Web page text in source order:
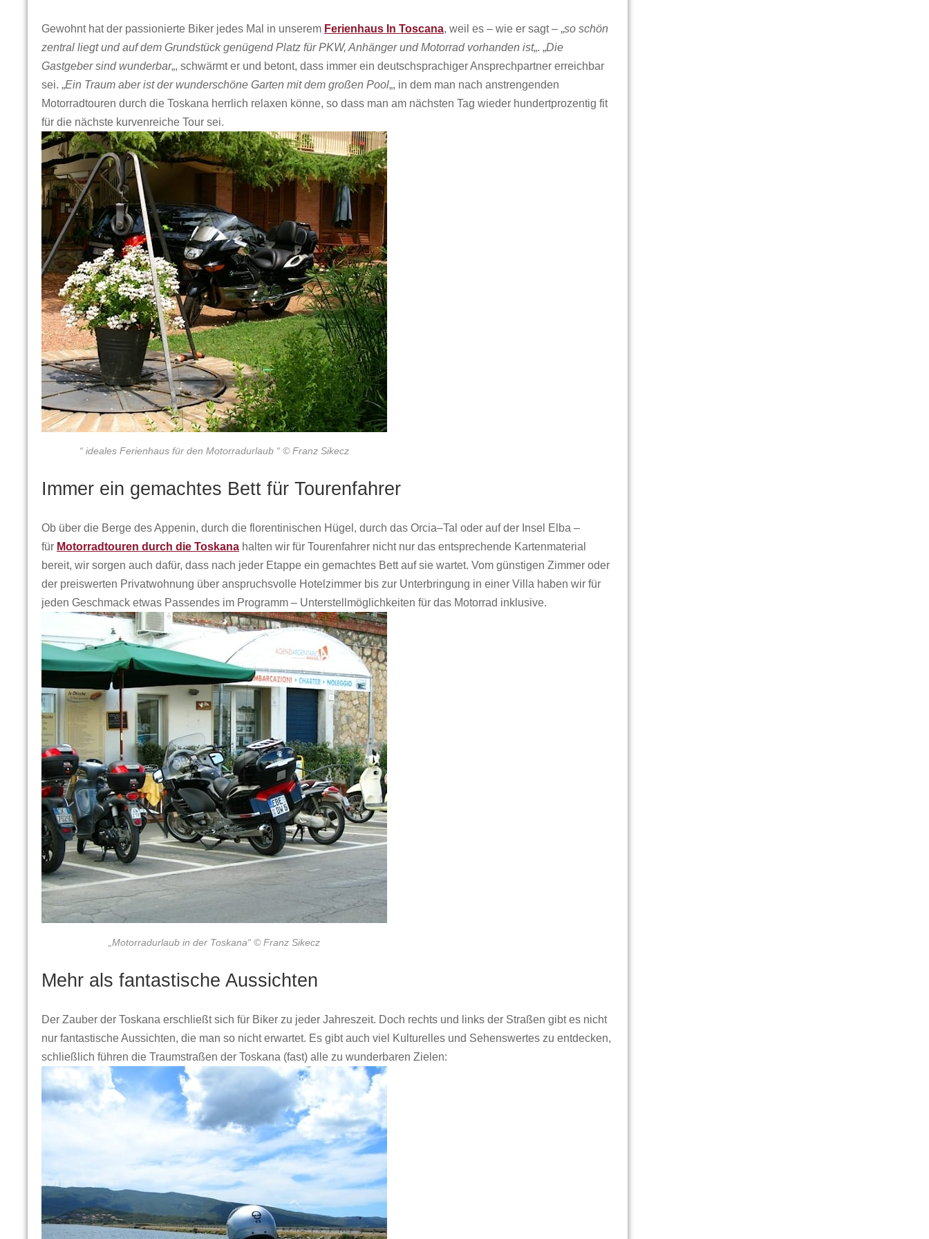
Gewohnt hat der passionierte Biker jedes Mal in unserem Ferienhaus In Toscana, weil es – wie er sagt – „so schön
zentral liegt und auf dem Grundstück genügend Platz für PKW, Anhänger und Motorrad vorhanden ist„. „Die
Gastgeber sind wunderbar„, schwärmt er und betont, dass immer ein deutschsprachiger Ansprechpartner erreichbar
sei. „Ein Traum aber ist der wunderschöne Garten mit dem großen Pool„, in dem man nach anstrengenden
Motorradtouren durch die Toskana herrlich relaxen könne, so dass man am nächsten Tag wieder hundertprozentig fit
für die nächste kurvenreiche Tour sei.
“ ideales Ferienhaus für den Motorradurlaub “ © Franz Sikecz
Immer ein gemachtes Bett für Tourenfahrer
Ob über die Berge des Appenin, durch die florentinischen Hügel, durch das Orcia–Tal oder auf der Insel Elba –
für Motorradtouren durch die Toskana halten wir für Tourenfahrer nicht nur das entsprechende Kartenmaterial
bereit, wir sorgen auch dafür, dass nach jeder Etappe ein gemachtes Bett auf sie wartet. Vom günstigen Zimmer oder
der preiswerten Privatwohnung über anspruchsvolle Hotelzimmer bis zur Unterbringung in einer Villa haben wir für
jeden Geschmack etwas Passendes im Programm – Unterstellmöglichkeiten für das Motorrad inklusive.
„Motorradurlaub in der Toskana“ © Franz Sikecz
Mehr als fantastische Aussichten
Der Zauber der Toskana erschließt sich für Biker zu jeder Jahreszeit. Doch rechts und links der Straßen gibt es nicht
nur fantastische Aussichten, die man so nicht erwartet. Es gibt auch viel Kulturelles und Sehenswertes zu entdecken,
schließlich führen die Traumstraßen der Toskana (fast) alle zu wunderbaren Zielen: